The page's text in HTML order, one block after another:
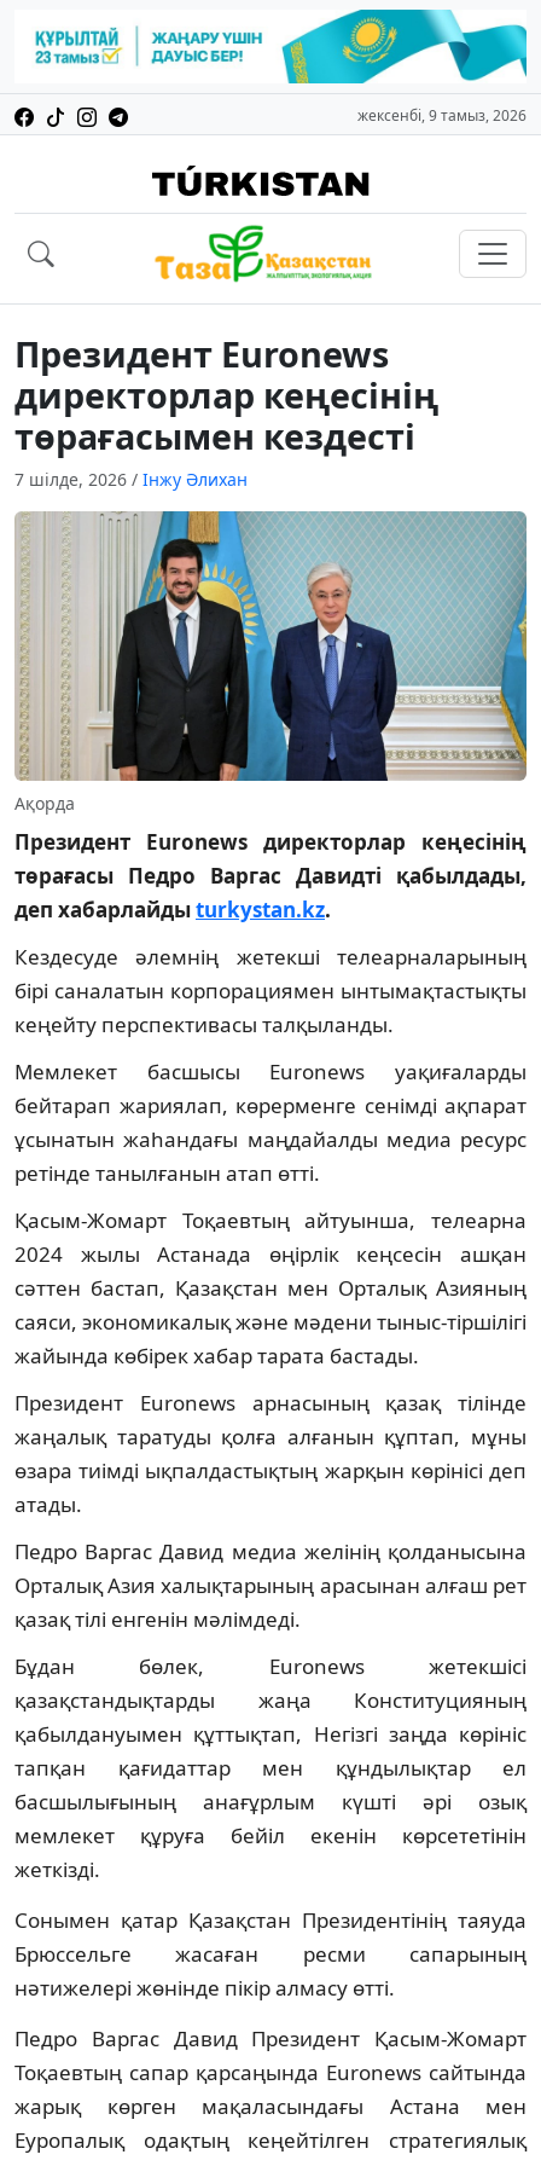
жексенбі, 9 тамыз, 2026
Президент Euronews
директорлар кеңесінің
төрағасымен кездесті
7 шілде, 2026 / Інжу Әлихан
Ақорда
Президент Euronews директорлар кеңесінің
төрағасы Педро Варгас Давидті қабылдады,
деп хабарлайдыturkystan.kz.
Кездесуде әлемнің жетекші телеарналарының
бірі саналатын корпорациямен ынтымақтастықты
кеңейту перспективасы талқыланды.
Мемлекет басшысы Euronews уақиғаларды
бейтарап жариялап, көрерменге сенімді ақпарат
ұсынатын жаһандағы маңдайалды медиа ресурс
ретінде танылғанын атап өтті.
Қасым-Жомарт Тоқаевтың айтуынша, телеарна
2024 жылы Астанада өңірлік кеңсесін ашқан
сәттен бастап, Қазақстан мен Орталық Азияның
саяси, экономикалық және мәдени тыныс-тіршілігі
жайында көбірек хабар тарата бастады.
Президент Euronews арнасының қазақ тілінде
жаңалық таратуды қолға алғанын құптап, мұны
өзара тиімді ықпалдастықтың жарқын көрінісі деп
атады.
Педро Варгас Давид медиа желінің қолданысына
Орталық Азия халықтарының арасынан алғаш рет
қазақ тілі енгенін мәлімдеді.
Бұдан бөлек, Euronews жетекшісі
қазақстандықтарды жаңа Конституцияның
қабылдануымен құттықтап, Негізгі заңда көрініс
тапқан қағидаттар мен құндылықтар ел
басшылығының анағұрлым күшті әрі озық
мемлекет құруға бейіл екенін көрсететінін
жеткізді.
Сонымен қатар Қазақстан Президентінің таяуда
Брюссельге жасаған ресми сапарының
нәтижелері жөнінде пікір алмасу өтті.
Педро Варгас Давид Президент Қасым-Жомарт
Тоқаевтың сапар қарсаңында Euronews сайтында
жарық көрген мақаласындағы Астана мен
Еуропалық одақтың кеңейтілген стратегиялық